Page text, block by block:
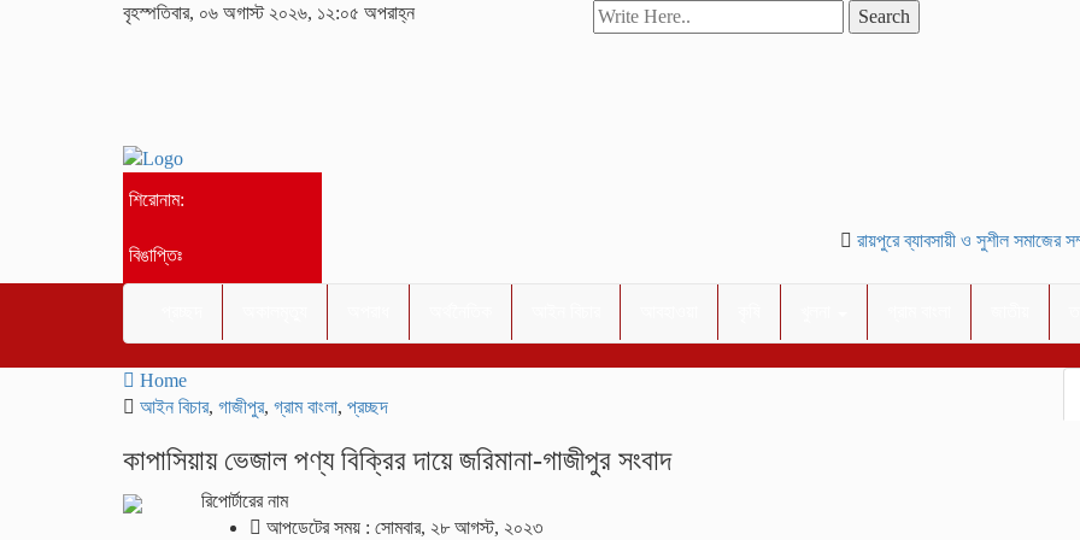
বৃহস্পতিবার, ০৬ অগাস্ট ২০২৬, ১২:০৫ অপরাহ্ন Search
শিরোনাম:
বিঙাপ্তিঃ
রায়পুরে ব্যাবসায়ী ও সুশীল সমাজের
Home
আইন বিচার, গাজীপুর, গ্রাম বাংলা, প্রচ্ছদ
কাপাসিয়ায় ভেজাল পণ্য বিক্রির দায়ে জরিমানা-গাজীপুর সংবাদ
রিপোর্টারের নাম
আপডেটের সময় : সোমবার, ২৮ আগস্ট, ২০২৩